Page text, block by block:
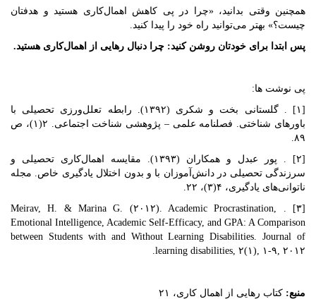
همچنین وقتی بدانید، «چرا در پی کاهش اهمال‌کاری هستید و هدفتان
چیست؟» بهتر می‌توانید راه خود را پیدا کنید.
پس ابتدا برای خودتان روشن کنید: چرا دنبال رهایی از اهمال‌کاری هستید.
پی نوشت ها:
[۱] . گلستانی بخت و شکری (۱۳۹۲). رابطه تعلل‌ورزی تحصیلی با
باورهای شناختی. فصلنامه علمی – پژوهشی شناخت اجتماعی. ۲(۱)، ص
۸۹.
[۲] . پور عبدل و همکاران (۱۳۹۳). مقایسه اهمال‌کاری تحصیلی و
سرزندگی تحصیلی در دانش‌آموزان با و بدون اختلال یادگیری خاص. مجله
ناتوانی‌های یادگیری، ۴(۳)، ۲۲.
[۳] . Meirav, H. & Marina G. (۲۰۱۲). Academic Procrastination,
Emotional Intelligence, Academic Self-Efficacy, and GPA: A Comparison
between Students with and Without Learning Disabilities. Journal of
learning disabilities, ۲(۱), ۱-۹, ۲۰۱۲.
منبع: کتاب رهایی از اهمال کاری، ۲۱